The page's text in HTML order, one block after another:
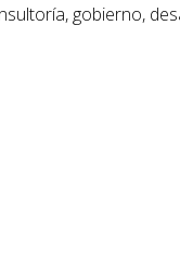
gobierno,